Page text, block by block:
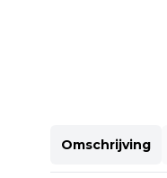
Omschrijving